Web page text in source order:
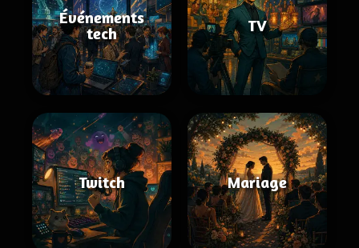
Événements
tech
TV
Twitch Mariage